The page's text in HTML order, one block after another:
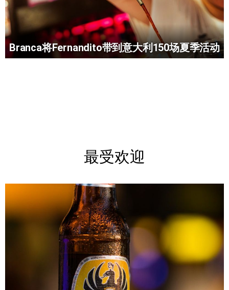
Branca将Fernandito带到意大利150场夏季活动
最受欢迎